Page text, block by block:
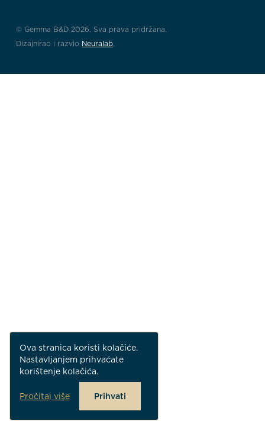
© Gemma B&D 2026. Sva prava pridržana.
Dizajnirao i razvio Neuralab.
Ova stranica koristi kolačiće.
Nastavljanjem prihvaćate
korištenje kolačića.
Pročitaj više Prihvati